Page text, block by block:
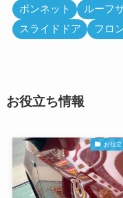
ボンネット
ルーフ
スライドドア
フロ
お役立ち情報
お役